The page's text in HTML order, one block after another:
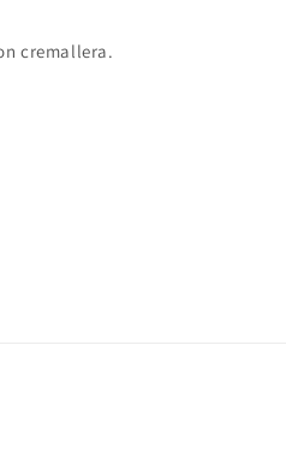
cremallera.